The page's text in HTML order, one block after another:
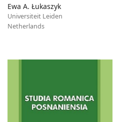
Ewa A. Łukaszyk
Universiteit Leiden
Netherlands